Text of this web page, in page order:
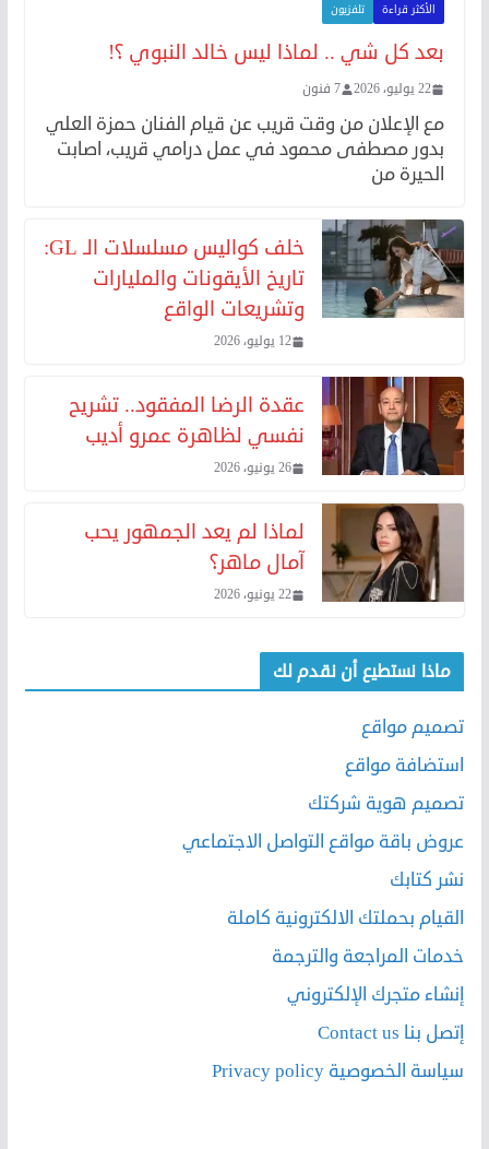
الأكثر قراءة تلفزيون
بعد كل شي .. لماذا ليس خالد النبوي ؟!
22 يوليو، 2026 7 فنون
مع الإعلان من وقت قريب عن قيام الفنان حمزة العلي
بدور مصطفى محمود في عمل درامي قريب، اصابت
الحيرة من
خلف كواليس مسلسلات الـ GL:
تاريخ الأيقونات والمليارات
وتشريعات الواقع
12 يوليو، 2026
عقدة الرضا المفقود.. تشريح
نفسي لظاهرة عمرو أديب
26 يونيو، 2026
لماذا لم يعد الجمهور يحب
آمال ماهر؟
22 يونيو، 2026
ماذا نستطيع أن نقدم لك
تصميم مواقع
استضافة مواقع
تصميم هوية شركتك
عروض باقة مواقع التواصل الاجتماعي
نشر كتابك
القيام بحملتك الالكترونية كاملة
خدمات المراجعة والترجمة
إنشاء متجرك الإلكتروني
إتصل بنا Contact us
سياسة الخصوصية Privacy policy